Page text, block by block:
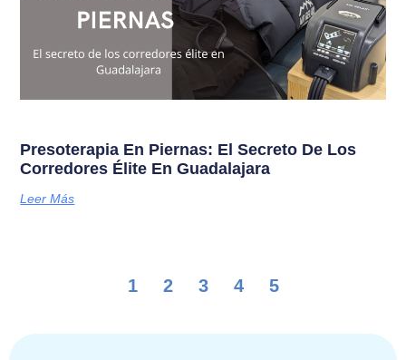
Presoterapia En Piernas: El Secreto De Los
Corredores Élite En Guadalajara
Leer Más
1 2 3 4 5